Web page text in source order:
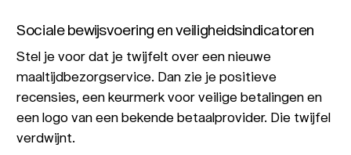
Sociale bewijsvoering en veiligheidsindicatoren
Stel je voor dat je twijfelt over een nieuwe
maaltijdbezorgservice. Dan zie je positieve
recensies, een keurmerk voor veilige betalingen en
een logo van een bekende betaalprovider. Die twijfel
verdwijnt.